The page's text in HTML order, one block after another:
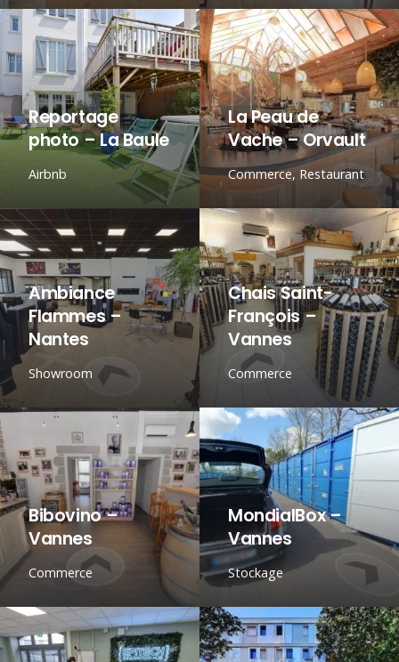
Reportage
photo – La Baule
Airbnb
La Peau de
Vache – Orvault
Commerce, Restaurant
Ambiance
Flammes –
Nantes
Showroom
Chais Saint-
François –
Vannes
Commerce
Bibovino –
Vannes
Commerce
MondialBox –
Vannes
Stockage